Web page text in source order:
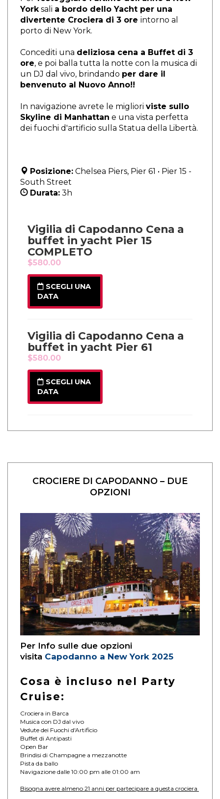
York sali a bordo dello Yacht per una
divertente Crociera di 3 ore intorno al
porto di New York.
Concediti una deliziosa cena a Buffet di 3
ore, e poi balla tutta la notte con la musica di
un DJ dal vivo, brindando per dare il
benvenuto al Nuovo Anno!!
In navigazione avrete le migliori viste sullo
Skyline di Manhattan e una vista perfetta
dei fuochi d'artificio sulla Statua della Libertà.
Posizione: Chelsea Piers, Pier 61 • Pier 15 -
South Street
Durata: 3h
CROCIERE DI CAPODANNO – DUE
OPZIONI
Per Info sulle due opzioni
visita Capodanno a New York 2025
Cosa è incluso nel Party
Cruise:
Crociera in Barca
Musica con DJ dal vivo
Vedute dei Fuochi d'Artificio
Buffet di Antipasti
Open Bar
Brindisi di Champagne a mezzanotte
Pista da ballo
Navigazione dalle 10:00 pm alle 01:00 am
Bisogna avere almeno 21 anni per partecipare a questa crociera